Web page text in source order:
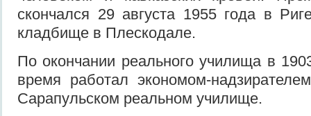
скончался 29 августа 1955 года в
кладбище в Плескодале.
По окончании реального училища в
время работал экономом-
Сарапульском реальном училище.